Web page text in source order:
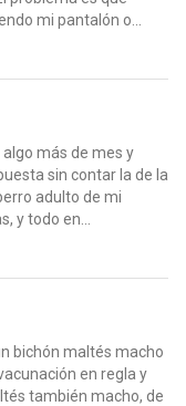
mi pantalón o...
más de mes y
sin contar la de la
adulto de mi
y todo en...
bichón maltés macho
en regla y
también macho, de